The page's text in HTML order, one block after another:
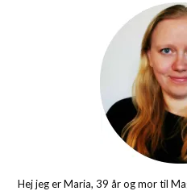
Hej jeg er Maria, 39 år og mor til